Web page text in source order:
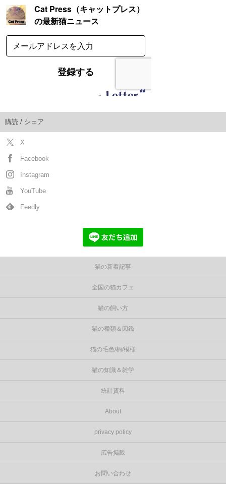
購読 / シェア
X
Facebook
Instagram
YouTube
Feedly
猫の新着記事
全国の猫カフェ
猫の飼い方
猫の種類＆図鑑
猫の毛色/柄/模様
猫の知識＆雑学
統計資料
About
privacy policy
広告掲載
お問い合わせ